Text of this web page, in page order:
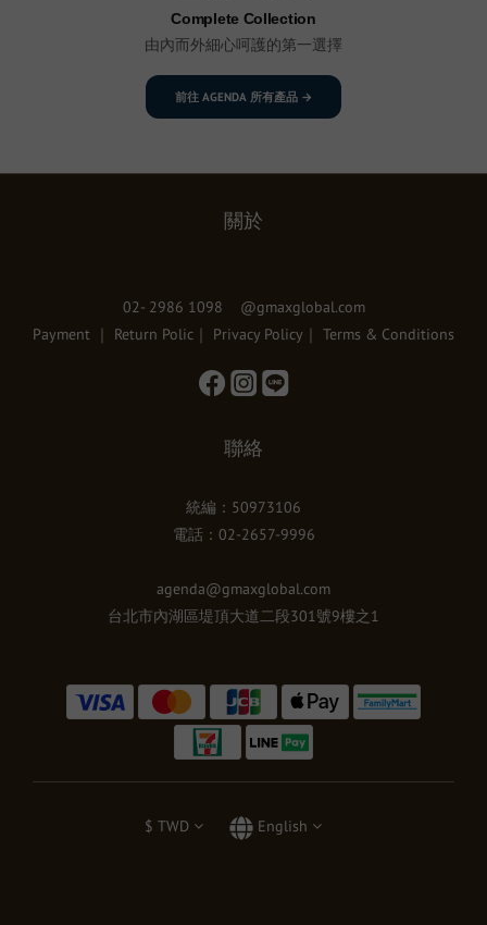
Complete Collection
由內而外細心呵護的第一選擇
前往 AGENDA 所有產品 →
關於
02- 2986 1098 @gmaxglobal.com
Payment
Return Polic Privacy Policy Terms & Conditions
聯絡
統編：50973106
電話：02-2657-9996
agenda@gmaxglobal.com
台北市內湖區堤頂大道二段301號9樓之1
$ TWD English